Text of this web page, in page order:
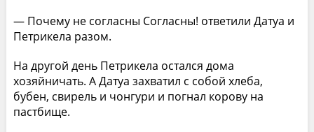
— Почему не согласны Согласны! ответили Датуа и
Петрикела разом.
На другой день Петрикела остался дома
хозяйничать. А Датуа захватил с собой хлеба,
бубен, свирель и чонгури и погнал корову на
пастбище.